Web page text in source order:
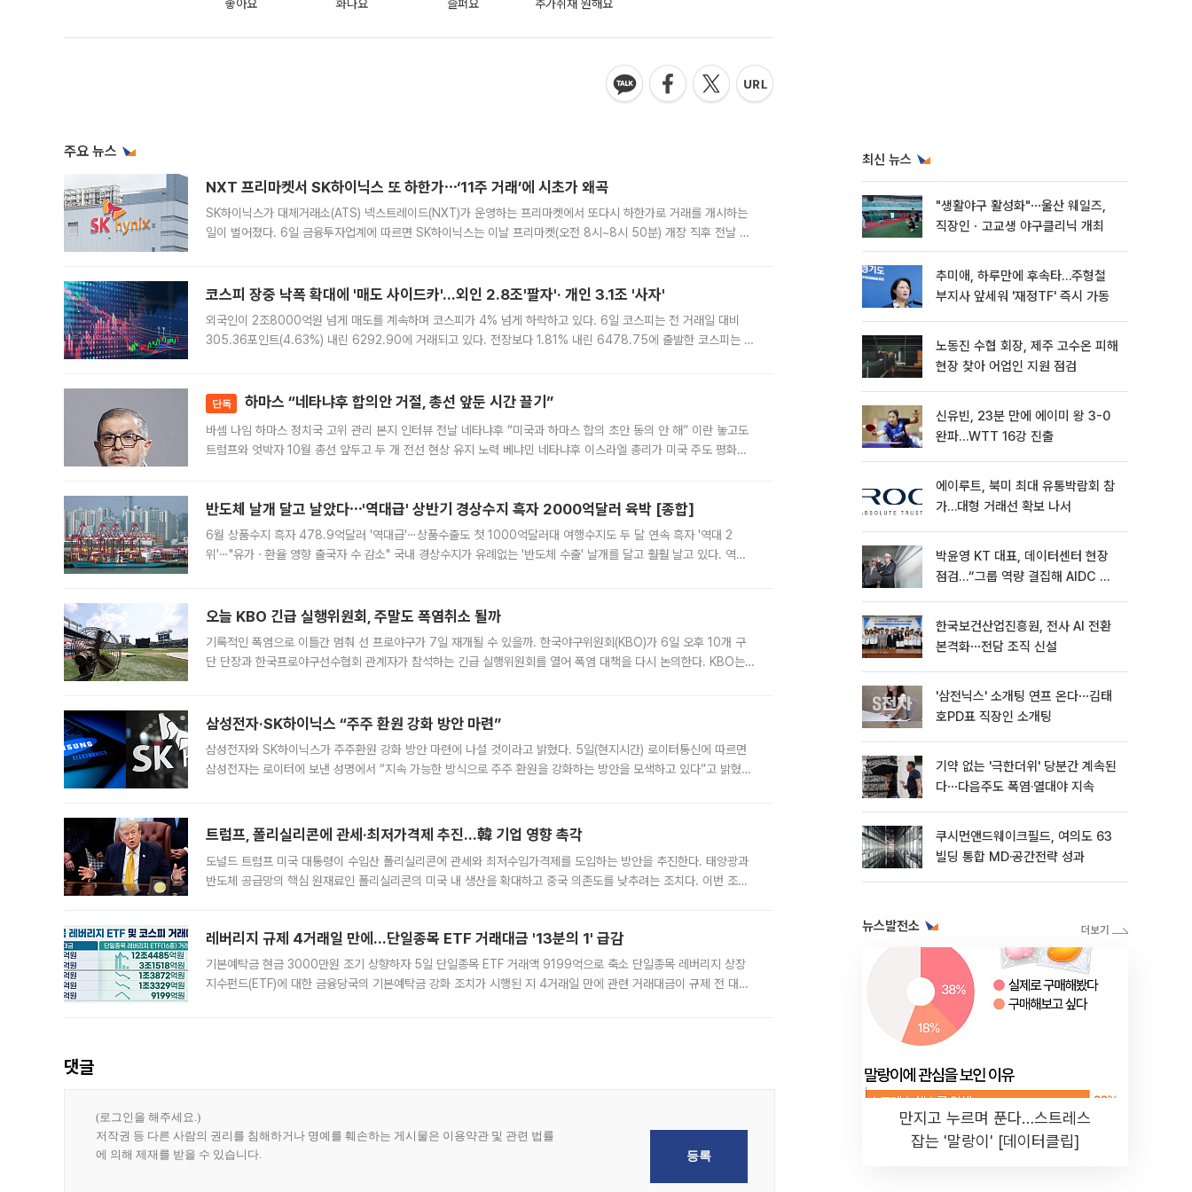
좋아요 화나요 슬퍼요 추가취재 원해요
주요 뉴스
NXT 프리마켓서 SK하이닉스 또 하한가⋯‘11주 거래’에 시초가 왜곡
SK하이닉스가 대체거래소(ATS) 넥스트레이드(NXT)가 운영하는 프리마켓에서 또다시 하한가로 거래를 개시하는
일이 벌어졌다. 6일 금융투자업계에 따르면 SK하이닉스는 이날 프리마켓(오전 8시~8시 50분) 개장 직후 전날 정
코스피 장중 낙폭 확대에 '매도 사이드카'…외인 2.8조'팔자'· 개인 3.1조 '사자'
외국인이 2조8000억원 넘게 매도를 계속하며 코스피가 4% 넘게 하락하고 있다. 6일 코스피는 전 거래일 대비
305.36포인트(4.63%) 내린 6292.90에 거래되고 있다. 전장보다 1.81% 내린 6478.75에 출발한 코스피는 장
단독 하마스 “네타냐후 합의안 거절, 총선 앞둔 시간 끌기”
바셈 나임 하마스 정치국 고위 관리 본지 인터뷰 전날 네타냐후 “미국과 하마스 합의 초안 동의 안 해” 이란 놓고도
트럼프와 엇박자 10월 총선 앞두고 두 개 전선 현상 유지 노력 베냐민 네타냐후 이스라엘 총리가 미국 주도 평화위
반도체 날개 달고 날았다⋯'역대급' 상반기 경상수지 흑자 2000억달러 육박 [종합]
6월 상품수지 흑자 478.9억달러 '역대급'⋯상품수출도 첫 1000억달러대 여행수지도 두 달 연속 흑자 '역대 2
위'⋯"유가ㆍ환율 영향 출국자 수 감소" 국내 경상수지가 유례없는 '반도체 수출' 날개를 달고 훨훨 날고 있다. 역대
오늘 KBO 긴급 실행위원회, 주말도 폭염취소 될까
기록적인 폭염으로 이틀간 멈춰 선 프로야구가 7일 재개될 수 있을까. 한국야구위원회(KBO)가 6일 오후 10개 구
단 단장과 한국프로야구선수협회 관계자가 참석하는 긴급 실행위원회를 열어 폭염 대책을 다시 논의한다. KBO는
삼성전자·SK하이닉스 “주주 환원 강화 방안 마련”
삼성전자와 SK하이닉스가 주주환원 강화 방안 마련에 나설 것이라고 밝혔다. 5일(현지시간) 로이터통신에 따르면
삼성전자는 로이터에 보낸 성명에서 “지속 가능한 방식으로 주주 환원을 강화하는 방안을 모색하고 있다”고 밝혔다.
트럼프, 폴리실리콘에 관세·최저가격제 추진…韓 기업 영향 촉각
도널드 트럼프 미국 대통령이 수입산 폴리실리콘에 관세와 최저수입가격제를 도입하는 방안을 추진한다. 태양광과
반도체 공급망의 핵심 원재료인 폴리실리콘의 미국 내 생산을 확대하고 중국 의존도를 낮추려는 조치다. 이번 조처
레버리지 규제 4거래일 만에…단일종목 ETF 거래대금 '13분의 1' 급감
기본예탁금 현금 3000만원 조기 상향하자 5일 단일종목 ETF 거래액 9199억으로 축소 단일종목 레버리지 상장
지수펀드(ETF)에 대한 금융당국의 기본예탁금 강화 조치가 시행된 지 4거래일 만에 관련 거래대금이 규제 전 대비
댓글
최신 뉴스
"생활야구 활성화"⋯울산 웨일즈,
직장인ㆍ고교생 야구클리닉 개최
추미애, 하루만에 후속타…주형철
부지사 앞세워 '재정TF' 즉시 가동
노동진 수협 회장, 제주 고수온 피해
현장 찾아 어업인 지원 점검
신유빈, 23분 만에 에이미 왕 3-0
완파…WTT 16강 진출
에이루트, 북미 최대 유통박람회 참
가…대형 거래선 확보 나서
박윤영 KT 대표, 데이터센터 현장
점검…“그룹 역량 결집해 AIDC 경
한국보건산업진흥원, 전사 AI 전환
본격화⋯전담 조직 신설
'삼전닉스' 소개팅 연프 온다⋯김태
호PD표 직장인 소개팅
기약 없는 '극한더위' 당분간 계속된
다⋯다음주도 폭염·열대야 지속
쿠시먼앤드웨이크필드, 여의도 63
빌딩 통합 MD·공간전략 성과
뉴스발전소
만지고 누르며 푼다…스트레스
잡는 '말랑이' [데이터클립]